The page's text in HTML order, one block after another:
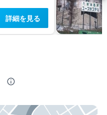
詳細を見る